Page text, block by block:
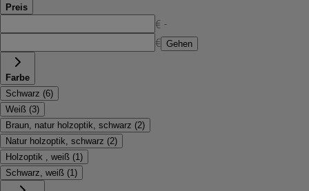
Preis
€ -
€ Gehen
Farbe
Schwarz (6)
Weiß (3)
Braun, natur holzoptik, schwarz (2)
Natur holzoptik, schwarz (2)
Holzoptik , weiß (1)
Schwarz, weiß (1)